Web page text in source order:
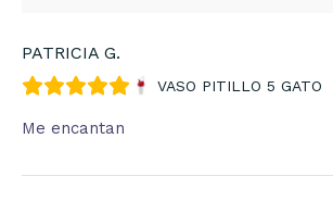
PATRICIA G.
VASO PITILLO 5 GATO
Me encantan